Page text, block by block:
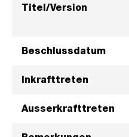
Titel/Version
Beschlussdatum
Inkrafttreten
Ausserkrafttreten